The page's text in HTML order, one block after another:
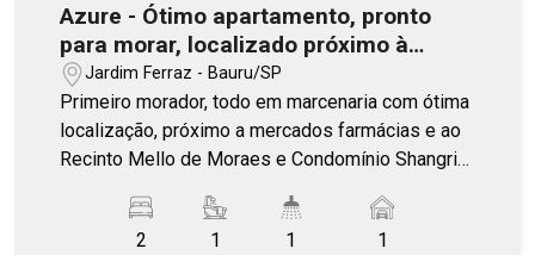
Azure - Ótimo apartamento, pronto
para morar, localizado próximo à
avenida Comendador José da Silva
Martha
Jardim Ferraz - Bauru/SP
Primeiro morador, todo em marcenaria com ótima
localização, próximo a mercados farmácias e ao
Recinto Mello de Moraes e Condomínio Shangri-
2 1 1 1